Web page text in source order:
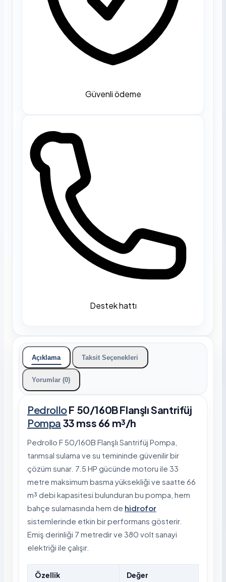
Güvenli ödeme
Destek hattı
Açıklama Taksit Seçenekleri
Yorumlar (0)
PedrolloF 50/160B Flanşlı Santrifüj
Pompa 33 mss 66 m³/h
Pedrollo F 50/160B Flanşlı Santrifüj Pompa,
tarımsal sulama ve su temininde güvenilir bir
çözüm sunar. 7.5 HP gücünde motoru ile 33
metre maksimum basma yüksekliği ve saatte 66
m³ debi kapasitesi bulunduran bu pompa, hem
bahçe sulamasında hem de hidrofor
sistemlerinde etkin bir performans gösterir.
Emiş derinliği 7 metredir ve 380 volt sanayi
elektriği ile çalışır.
Özellik Değer